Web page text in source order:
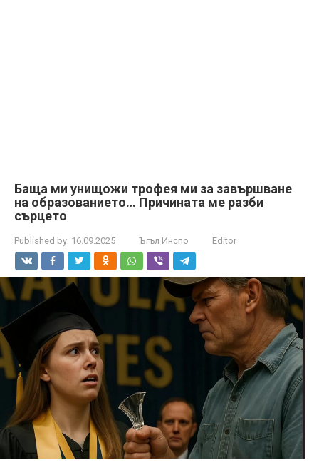
Баща ми унищожи трофея ми за завършване
на образованието… Причината ме разби
сърцето
Published by: 16.09.2025 Ъгъл Инспо Editor